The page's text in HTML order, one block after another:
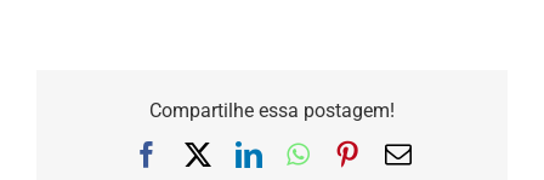
Compartilhe essa postagem!
Facebook
X LinkedInWhatsApp
Pinterest
E-